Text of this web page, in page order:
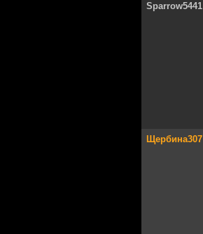
Sparrow5441
Щербина307